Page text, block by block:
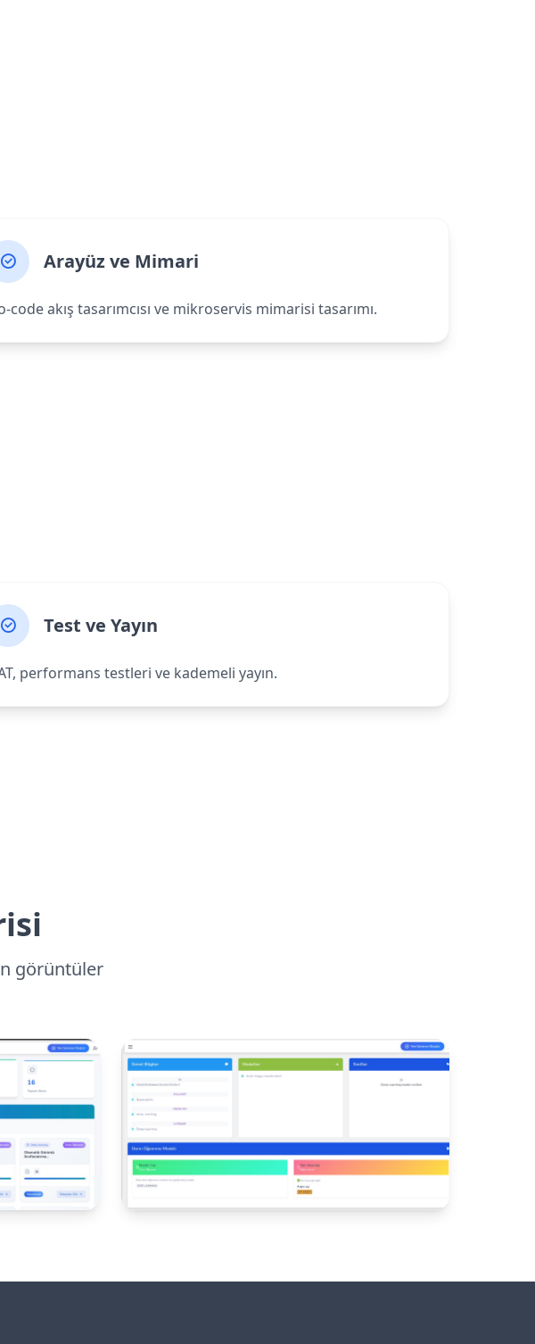
Arayüz ve Mimari
code akış tasarımcısı ve mikroservis mimarisi tasarımı.
Test ve Yayın
performans testleri ve kademeli yayın.
görüntüler